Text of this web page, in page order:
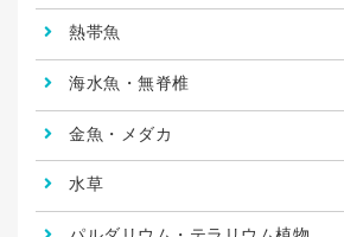
熱帯魚
海水魚・無脊椎
金魚・メダカ
水草